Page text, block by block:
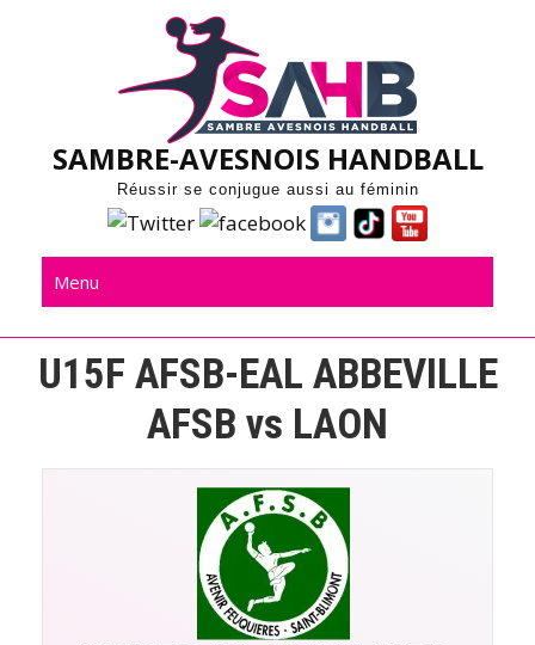
SAMBRE-AVESNOIS HANDBALL
Réussir se conjugue aussi au féminin
Menu
U15F AFSB-EAL ABBEVILLE
AFSB vs LAON